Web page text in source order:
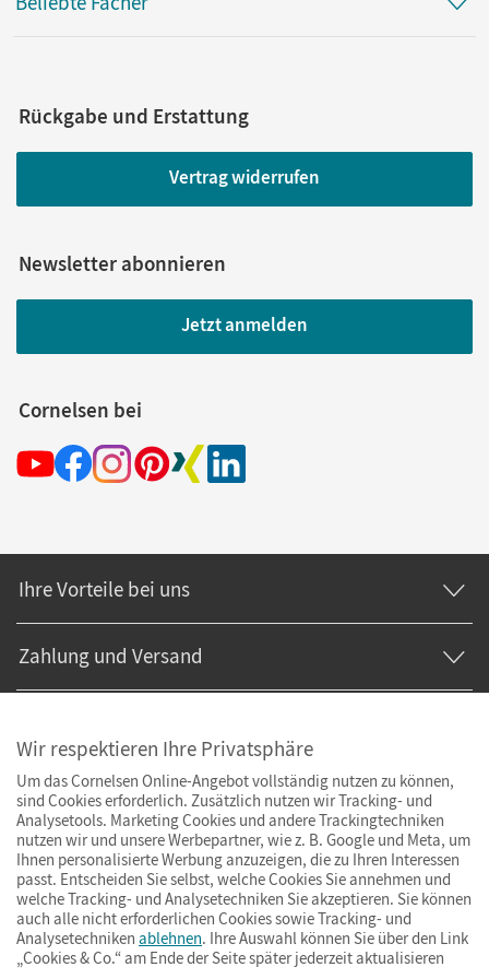
Rückgabe und Erstattung
Vertrag widerrufen
Newsletter abonnieren
Jetzt anmelden
Cornelsen bei
Ihre Vorteile bei uns
Zahlung und Versand
ImpressumAGBDatenschutzBarrierefreiheitCookies & Co.
Wir respektieren Ihre Privatsphäre
Um das Cornelsen Online-Angebot vollständig nutzen zu können,
sind Cookies erforderlich. Zusätzlich nutzen wir Tracking- und
Analysetools. Marketing Cookies und andere Trackingtechniken
nutzen wir und unsere Werbepartner, wie z. B. Google und Meta, um
Ihnen personalisierte Werbung anzuzeigen, die zu Ihren Interessen
passt. Entscheiden Sie selbst, welche Cookies Sie annehmen und
welche Tracking- und Analysetechniken Sie akzeptieren. Sie können
auch alle nicht erforderlichen Cookies sowie Tracking- und
Analysetechniken ablehnen. Ihre Auswahl können Sie über den Link
„Cookies & Co.“ am Ende der Seite später jederzeit aktualisieren